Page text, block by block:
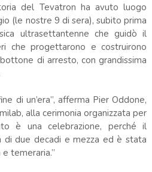
del Tevatron ha avuto luogo
(le nostre 9 di sera), subito prima
ultrasettantenne che guidò il
che progettarono e costruirono
di arresto, con grandissima
di un’era”, afferma Pier Oddone,
alla cerimonia organizzata per
è una celebrazione, perché il
di due decadi e mezza ed è stata
temeraria.”